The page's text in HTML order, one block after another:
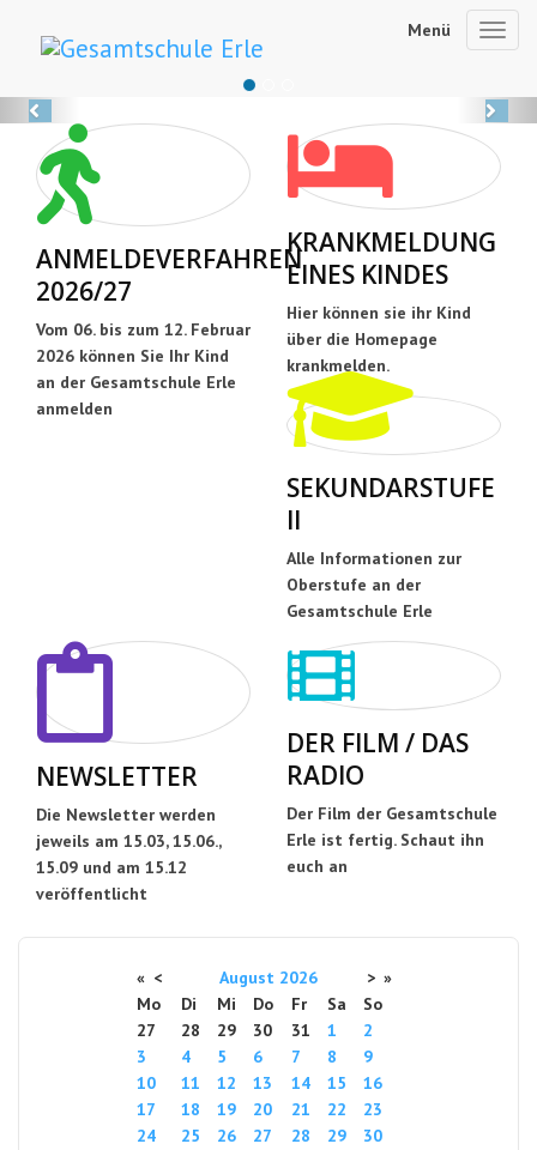
Menü
Previous
ANMELDEVERFAHREN
2026/27
Vom 06. bis zum 12. Februar
2026 können Sie Ihr Kind
an der Gesamtschule Erle
anmelden
KRANKMELDUNG
EINES KINDES
Hier können sie ihr Kind
über die Homepage
krankmelden.
SEKUNDARSTUFE
II
Alle Informationen zur
Oberstufe an der
Gesamtschule Erle
NEWSLETTER
Die Newsletter werden
jeweils am 15.03, 15.06.,
15.09 und am 15.12
veröffentlicht
DER FILM / DAS
RADIO
Der Film der Gesamtschule
Erle ist fertig. Schaut ihn
euch an
« < August 2026 > »
Mo
Di Mi Do Fr Sa
So
27
28 29 30 31 1
2
3
4 5 6 7 8
9
10
11 12 13 14 15
16
17
18 19 20 21 22
23
24
25 26 27 28 29
30